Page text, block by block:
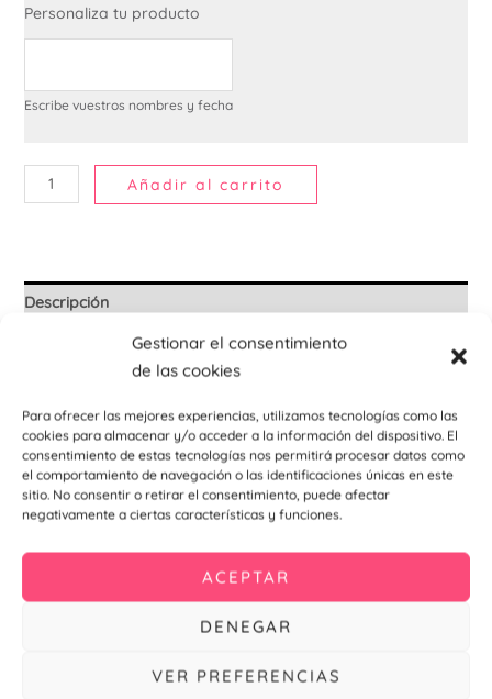
Gestionar el consentimiento
de las cookies
Para ofrecer las mejores experiencias, utilizamos tecnologías como las
cookies para almacenar y/o acceder a la información del dispositivo. El
consentimiento de estas tecnologías nos permitirá procesar datos como
el comportamiento de navegación o las identificaciones únicas en este
sitio. No consentir o retirar el consentimiento, puede afectar
negativamente a ciertas características y funciones.
ACEPTAR
DENEGAR
VER PREFERENCIAS
Personaliza tu producto
Escribe vuestros nombres y fecha
Añadir al carrito
Descripción
Productos relacionados